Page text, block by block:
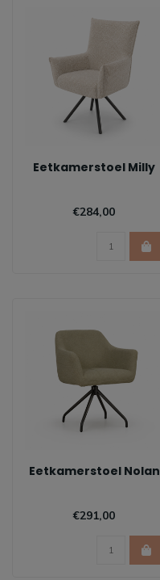
Eetkamerstoel Milly
€284,00
Eetkamerstoel Nolan
€291,00